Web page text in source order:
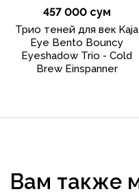
457 000 сум
Трио теней для век Kaja
Eye Bento Bouncy
Eyeshadow Trio - Cold
Brew Einspanner
Вам также